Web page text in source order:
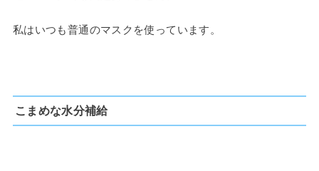
私はいつも普通のマスクを使っています。
こまめな水分補給